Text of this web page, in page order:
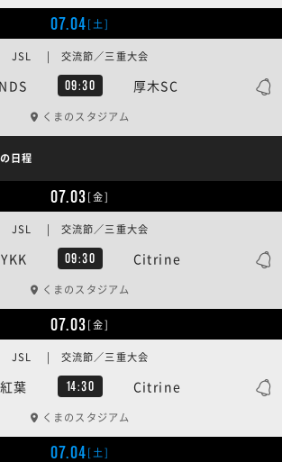
07.04[土]
09:30 厚木SC
JSL | 交流節／三重大会
くまのスタジアム
日程
07.03[金]
YKK 09:30 Citrine
JSL | 交流節／三重大会
くまのスタジアム
07.03[金]
葉 14:30 Citrine
JSL | 交流節／三重大会
くまのスタジアム
07.04[土]